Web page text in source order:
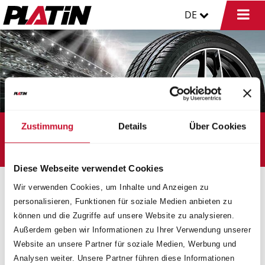
Zustimmung Details Über Cookies
Diese Webseite verwendet Cookies
Wir verwenden Cookies, um Inhalte und Anzeigen zu
personalisieren, Funktionen für soziale Medien anbieten zu
können und die Zugriffe auf unsere Website zu analysieren.
Außerdem geben wir Informationen zu Ihrer Verwendung unserer
Website an unsere Partner für soziale Medien, Werbung und
Analysen weiter. Unsere Partner führen diese Informationen
DE
PLATIN WHEELS & PLATIN TYRES
KONFIGURATOR
PLATIN KOMPLETTRÄDER
DIE PERFEKTE RAD-/REIFENKOMBINATION
PLATIN Kompletträder sind die Summe aus
faszinierendem Räderdesign und innovativer
Reifentechnologie.